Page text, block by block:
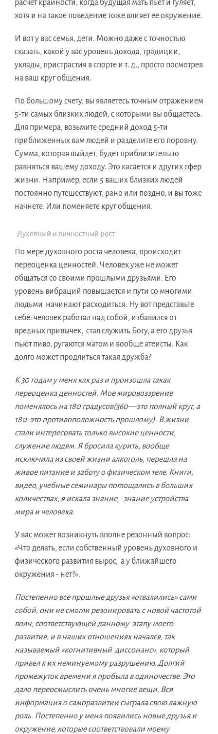
расчет крайности, когда будущая мать пьет и гуляет,
хотя и на такое поведение тоже влияет ее окружение.
И вот у вас семья, дети. Можно даже с точностью
сказать, какой у вас уровень дохода, традиции,
уклады, пристрастия в спорте и т. д., просто посмотрев
на ваш круг общения.
По большому счету, вы являетесь точным отражением
5-ти самых близких людей, с которыми вы общаетесь.
Для примера, возьмите средний доход 5-ти
приближенных вам людей и разделите его поровну.
Сумма, которая выйдет, будет приблизительно
равняться вашему доходу. Это касается и других сфер
жизни. Например, если 5 ваших близких людей
постоянно путешествуют, рано или поздно, и вы тоже
начнете. Или поменяете круг общения.
Духовный и личностный рост
По мере духовного роста человека, происходит
переоценка ценностей. Человек уже не может
общаться со своими прошлыми друзьями. Его
уровень вибраций повышается и пути со многими
людьми начинают расходиться. Ну вот представьте
себе: человек работал над собой, избавился от
вредных привычек, стал служить Богу, а его друзья
пьют пиво, ругаются матом и вообще атеисты. Как
долго может продлиться такая дружба?
К 30 годам у меня как раз и произошла такая
переоценка ценностей. Мое мировоззрение
поменялось на 180 градусов(360—это полный круг, а
180-это противоположность прошлому). В жизни
стали интересовать только высокие ценности,
служение людям. Я бросила курить, вообще
исключила из своей жизни алкоголь, перешла на
живое питание и заботу о физическом теле. Книги,
видео, учебные семинары поглощались в больших
количествах, я искала знание,- знание устройства
мира и человека.
У вас может возникнуть вполне резонный вопрос:
«Что делать, если собственный уровень духовного и
физического развития вырос, а у ближайшего
окружения - нет?».
Постепенно все прошлые друзья «отвалились» сами
собой, они не смогли резонировать с новой частотой
волн, соответствующей данному этапу моего
развития, и в наших отношениях начался, так
называемый «когнитивный диссонанс», который
привел к их неминуемому разрушению. Долгий
промежуток времени я пробыла в одиночестве. Это
дало переосмыслить очень многие вещи. Вся
информация о саморазвитии сыграла свою важную
роль. Постепенно у меня появились новые друзья и
окружение, которые соответствовали моему